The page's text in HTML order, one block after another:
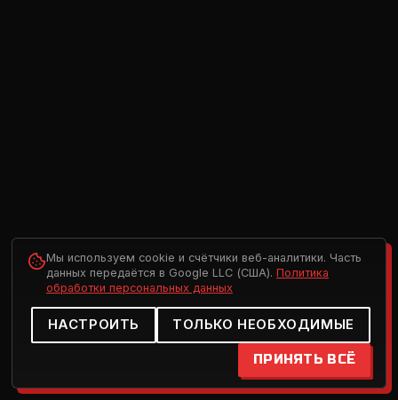
Мы используем cookie и счётчики веб-аналитики. Часть
данных передаётся в Google LLC (США). Политика
обработки персональных данных
НАСТРОИТЬ ТОЛЬКО НЕОБХОДИМЫЕ
ПРИНЯТЬ ВСЁ